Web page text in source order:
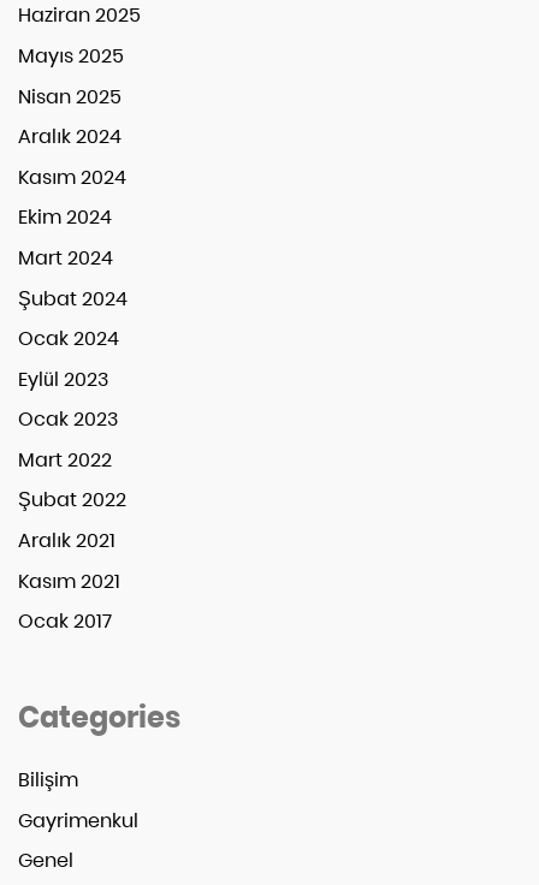
Haziran 2025
Mayıs 2025
Nisan 2025
Aralık 2024
Kasım 2024
Ekim 2024
Mart 2024
Şubat 2024
Ocak 2024
Eylül 2023
Ocak 2023
Mart 2022
Şubat 2022
Aralık 2021
Kasım 2021
Ocak 2017
Categories
Bilişim
Gayrimenkul
Genel